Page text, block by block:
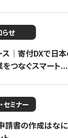
らせ
｜寄付DXで日
つなぐスマート...
セミナー
請書の作成はな